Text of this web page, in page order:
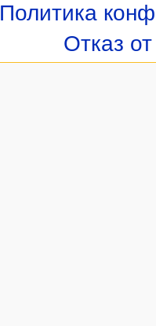
Политика
Отказ